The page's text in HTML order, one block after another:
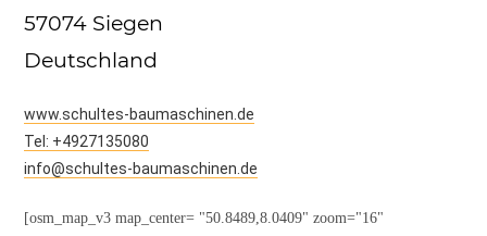
57074 Siegen
Deutschland
www.schultes-baumaschinen.de
Tel: +4927135080
info@schultes-baumaschinen.de
[osm_map_v3 map_center= "50.8489,8.0409" zoom="16"